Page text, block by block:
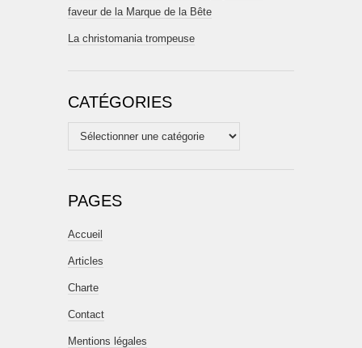
faveur de la Marque de la Bête
La christomania trompeuse
CATÉGORIES
Catégories
PAGES
Accueil
Articles
Charte
Contact
Mentions légales